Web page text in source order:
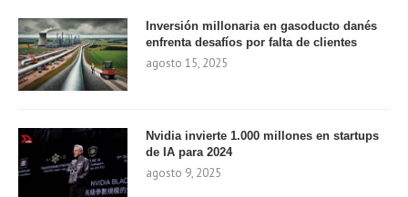
Inversión millonaria en gasoducto danés
enfrenta desafíos por falta de clientes
agosto 15, 2025
Nvidia invierte 1.000 millones en startups
de IA para 2024
agosto 9, 2025